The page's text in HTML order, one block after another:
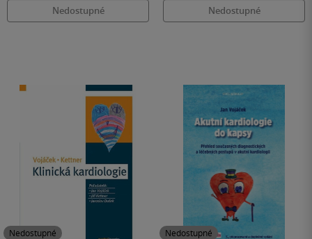
Nedostupné Nedostupné
Nedostupné Nedostupné